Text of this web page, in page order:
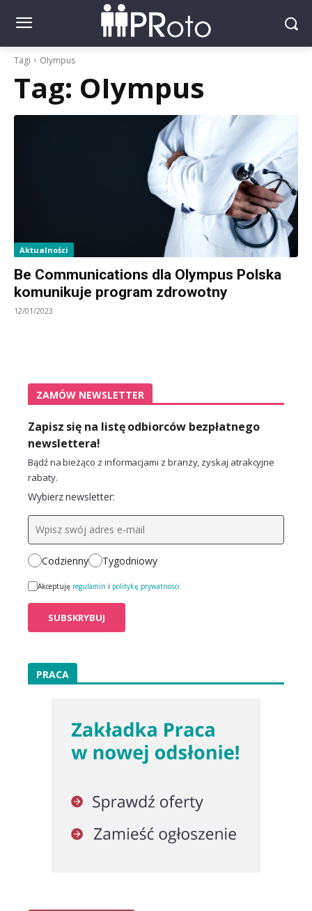
Tagi OIympus
Tag: OIympus
Aktualności
Be Communications dla Olympus Polska
komunikuje program zdrowotny
12/01/2023
ZAMÓW NEWSLETTER
Zapisz się na listę odbiorców bezpłatnego
newslettera!
Bądź na bieżąco z informacjami z branży, zyskaj atrakcyjne
rabaty.
Wybierz newsletter:
Codzienny Tygodniowy
Akceptuję regulamin i politykę prywatności
PRACA